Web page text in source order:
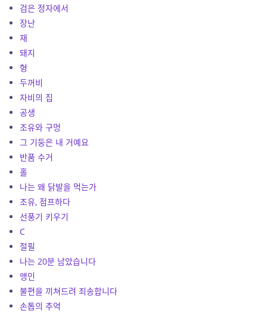
검은 정자에서
장난
재
돼지
형
두꺼비
자비의 집
공생
조유와 구멍
그 기둥은 내 거예요
반품 수거
홀
나는 왜 닭발을 먹는가
조유, 점프하다
선풍기 키우기
C
절필
나는 20분 남았습니다
맹인
불편을 끼쳐드려 죄송합니다
손톱의 추억